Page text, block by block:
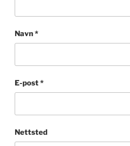
Navn*
E-post*
Nettsted